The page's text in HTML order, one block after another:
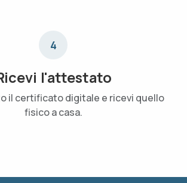
4
l'attestato
il certificato digitale e ricevi quello
fisico a casa.